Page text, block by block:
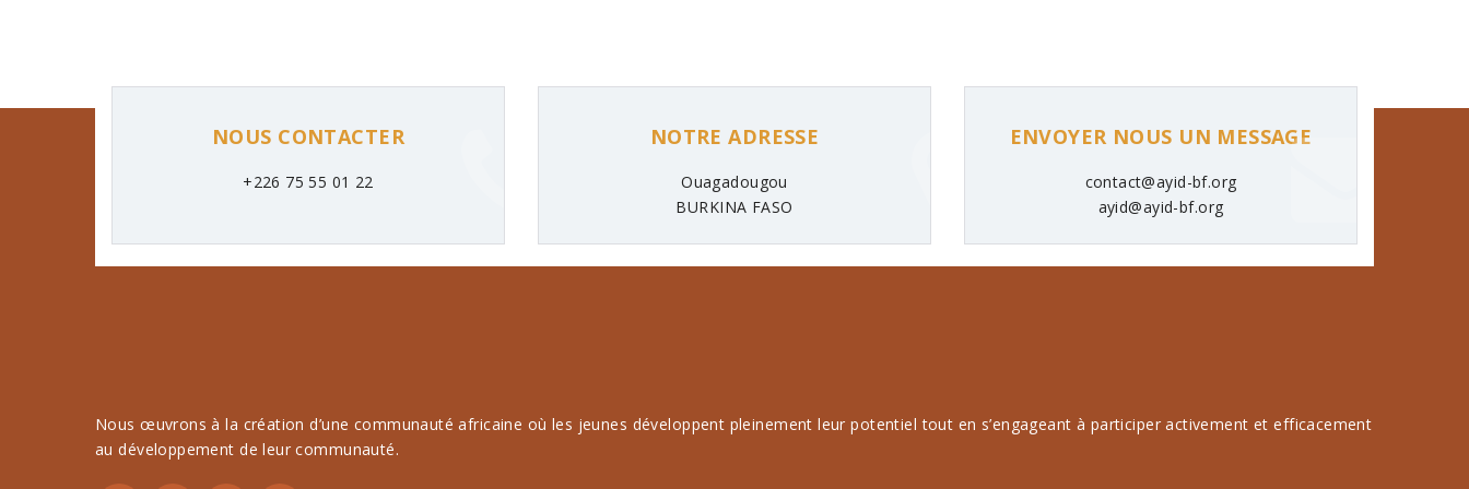
NOUS CONTACTER
+226 75 55 01 22
NOTRE ADRESSE
Ouagadougou
BURKINA FASO
ENVOYER NOUS UN MESSAGE
contact@ayid-bf.org
ayid@ayid-bf.org
Nous œuvrons à la création d’une communauté africaine où les jeunes développent pleinement leur potentiel tout en s’engageant à participer activement et efficacement
au développement de leur communauté.